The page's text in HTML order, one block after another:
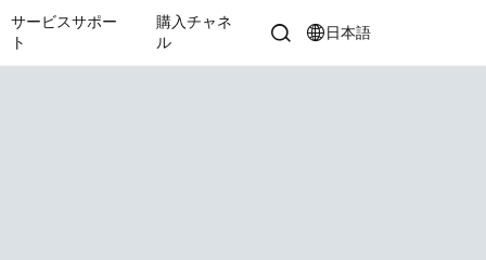
サービスサポー
ト
購入チャネ
ル
日本語